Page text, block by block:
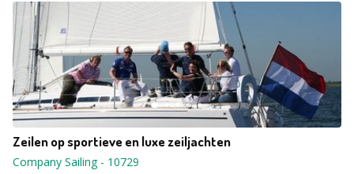
Zeilen op sportieve en luxe zeiljachten
Company Sailing- 10729